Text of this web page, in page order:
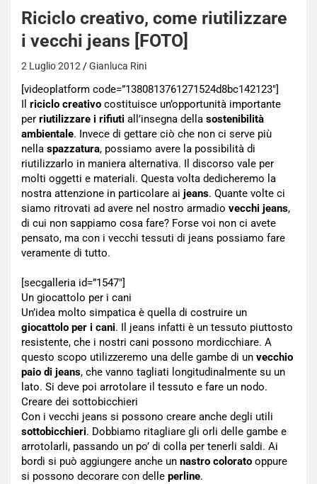
Riciclo creativo, come riutilizzare
i vecchi jeans [FOTO]
2 Luglio 2012 Gianluca Rini
[videoplatform code=”1380813761271524d8bc142123″]
Il riciclo creativo costituisce un’opportunità importante
per riutilizzare i rifiuti all’insegna della sostenibilità
ambientale. Invece di gettare ciò che non ci serve più
nella spazzatura, possiamo avere la possibilità di
riutilizzarlo in maniera alternativa. Il discorso vale per
molti oggetti e materiali. Questa volta dedicheremo la
nostra attenzione in particolare ai jeans. Quante volte ci
siamo ritrovati ad avere nel nostro armadio vecchi jeans,
di cui non sappiamo cosa fare? Forse voi non ci avete
pensato, ma con i vecchi tessuti di jeans possiamo fare
veramente di tutto.
[secgalleria id=”1547″]
Un giocattolo per i cani
Un’idea molto simpatica è quella di costruire un
giocattolo per i cani. Il jeans infatti è un tessuto piuttosto
resistente, che i nostri cani possono mordicchiare. A
questo scopo utilizzeremo una delle gambe di un vecchio
paio di jeans, che vanno tagliati longitudinalmente su un
lato. Si deve poi arrotolare il tessuto e fare un nodo.
Creare dei sottobicchieri
Con i vecchi jeans si possono creare anche degli utili
sottobicchieri. Dobbiamo ritagliare gli orli delle gambe e
arrotolarli, passando un po’ di colla per tenerli saldi. Ai
bordi si può aggiungere anche un nastro colorato oppure
si possono decorare con delle perline.